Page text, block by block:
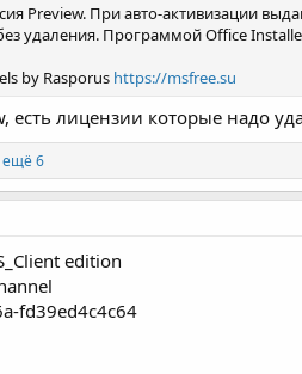
Preview. При авто-активизации
удаления. Программой Office
by Rasporus https://msfree.su
есть лицензии которые надо
6
edition
fd39ed4c4c64